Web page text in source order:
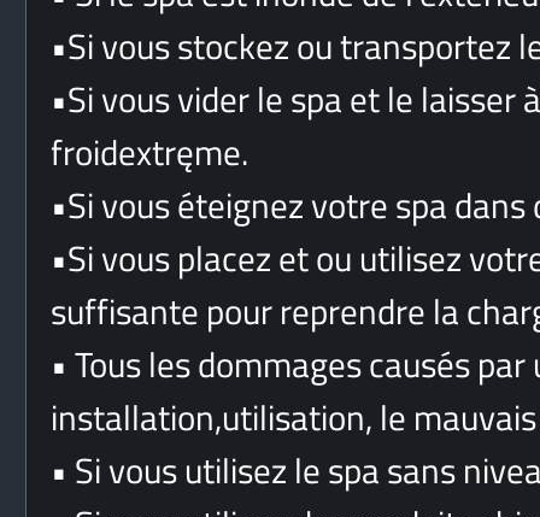
•Si vous stockez ou transportez
•Si vous vider le spa et le laisser
froidextręme.
•Si vous éteignez votre spa
•Si vous placez et ou utilisez
suffisante pour reprendre la
• Tous les dommages causés
installation,utilisation, le
• Si vous utilisez le spa sans